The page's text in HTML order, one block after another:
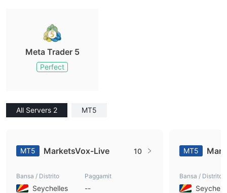
Meta Trader 5
Perfect
All Servers 2 MT5
MT5 MarketsVox-Live 10
Bansa / Distrito
Seychelles
Paggamit
--
MT5
Bansa / Distrito